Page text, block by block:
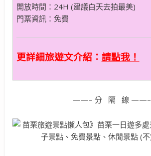
開放時間：24H (建議白天去拍最美)
門票資訊：免費
更詳細旅遊文介紹： 請點我！
——– 分 隔 線 ——–